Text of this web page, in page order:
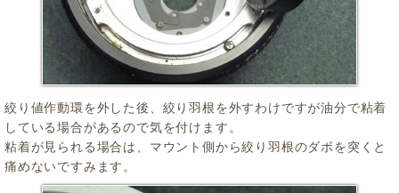
絞り値作動環を外した後、絞り羽根を外すわけですが油分で粘着
している場合があるので気を付けます。
粘着が見られる場合は、マウント側から絞り羽根のダボを突くと
痛めないですみます。